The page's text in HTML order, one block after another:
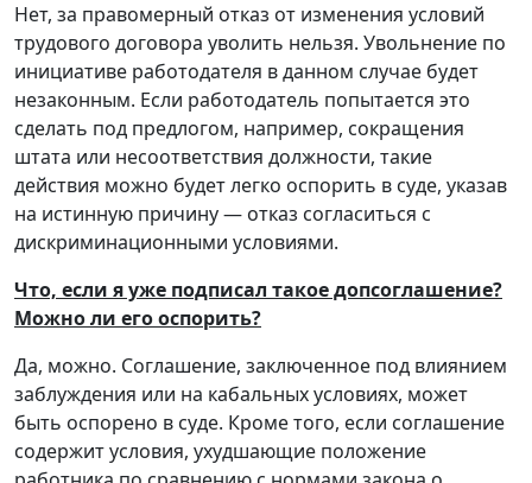
Нет, за правомерный отказ от изменения условий
трудового договора уволить нельзя. Увольнение по
инициативе работодателя в данном случае будет
незаконным. Если работодатель попытается это
сделать под предлогом, например, сокращения
штата или несоответствия должности, такие
действия можно будет легко оспорить в суде, указав
на истинную причину — отказ согласиться с
дискриминационными условиями.
Что, если я уже подписал такое допсоглашение?
Можно ли его оспорить?
Да, можно. Соглашение, заключенное под влиянием
заблуждения или на кабальных условиях, может
быть оспорено в суде. Кроме того, если соглашение
содержит условия, ухудшающие положение